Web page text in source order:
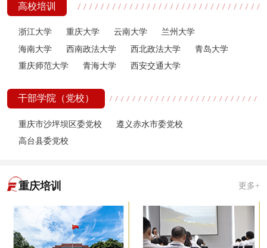
高校培训
浙江大学 重庆大学 云南大学
兰州大学
海南大学
西南政法大学 西北政法大学
青岛大学
重庆师范大学
青海大学 西安交通大学
干部学院（党校）
重庆市沙坪坝区委党校
遵义赤水市委党校
高台县委党校
重庆培训 更多+